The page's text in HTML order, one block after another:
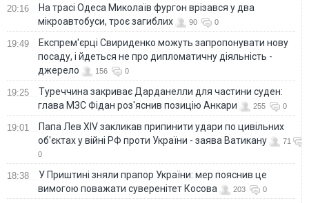
20:16
На трасі Одеса Миколаїв фургон врізався у два
мікроавтобуси, троє загиблих
90 0
19:49
Експрем'єрці Свириденко можуть запропонувати нову
посаду, і йдеться не про дипломатичну діяльність -
джерело
156 0
19:25
Туреччина закриває Дарданелли для частини суден:
глава МЗС Фідан роз'яснив позицію Анкари
255 0
19:01
Папа Лев XIV закликав припинити удари по цивільних
об'єктах у війні РФ проти України - заява Ватикану
71
0
18:38
У Приштині зняли прапор України: мер пояснив це
вимогою поважати суверенітет Косова
203 0